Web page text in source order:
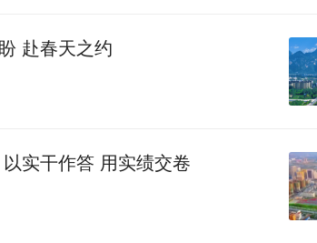
赴春天之约
实干作答 用实绩交卷